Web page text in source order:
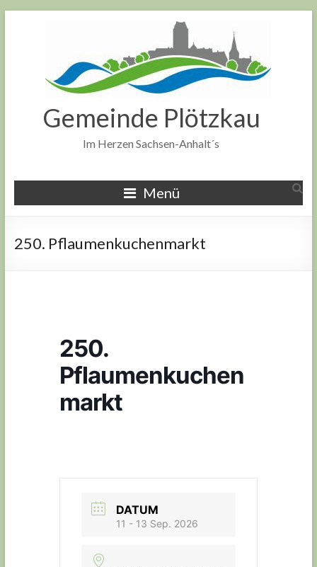
Gemeinde Plötzkau
Im Herzen Sachsen-Anhalt´s
Menü
250. Pflaumenkuchenmarkt
250.
Pflaumenkuchen
markt
DATUM
11 - 13 Sep. 2026